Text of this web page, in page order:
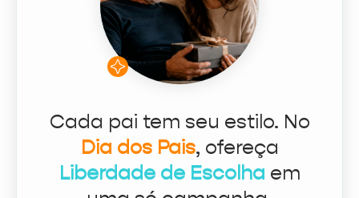
Cada pai tem seu estilo. No
Dia dos Pais, ofereça
Liberdade de Escolha em